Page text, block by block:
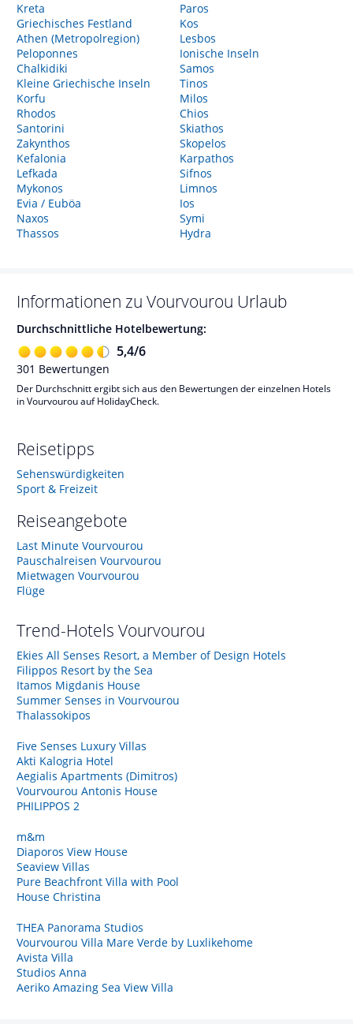
Kreta
Griechisches Festland
Athen (Metropolregion)
Peloponnes
Chalkidiki
Kleine Griechische Inseln
Korfu
Rhodos
Santorini
Zakynthos
Kefalonia
Lefkada
Mykonos
Evia / Euböa
Naxos
Thassos
Paros
Kos
Lesbos
Ionische Inseln
Samos
Tinos
Milos
Chios
Skiathos
Skopelos
Karpathos
Sifnos
Limnos
Ios
Symi
Hydra
Informationen zu Vourvourou Urlaub
Durchschnittliche Hotelbewertung:
5,4/6
301 Bewertungen
Der Durchschnitt ergibt sich aus den Bewertungen der einzelnen Hotels
in Vourvourou auf HolidayCheck.
Reisetipps
Sehenswürdigkeiten
Sport & Freizeit
Reiseangebote
Last Minute Vourvourou
Pauschalreisen Vourvourou
Mietwagen Vourvourou
Flüge
Trend-Hotels Vourvourou
Ekies All Senses Resort, a Member of Design Hotels
Filippos Resort by the Sea
Itamos Migdanis House
Summer Senses in Vourvourou
Thalassokipos
Five Senses Luxury Villas
Akti Kalogria Hotel
Aegialis Apartments (Dimitros)
Vourvourou Antonis House
PHILIPPOS 2
m&m
Diaporos View House
Seaview Villas
Pure Beachfront Villa with Pool
House Christina
THEA Panorama Studios
Vourvourou Villa Mare Verde by Luxlikehome
Avista Villa
Studios Anna
Aeriko Amazing Sea View Villa